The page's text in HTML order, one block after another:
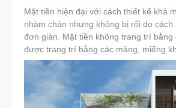
Mặt tiền hiện đại với cách thiết kế khá
nhàm chán nhưng không bị rối do cách
đơn giản. Mặt tiền không trang trí bằng
được trang trí bằng các mảng, miếng